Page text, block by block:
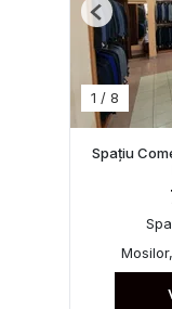
1 / 8
Previous
Spațiu